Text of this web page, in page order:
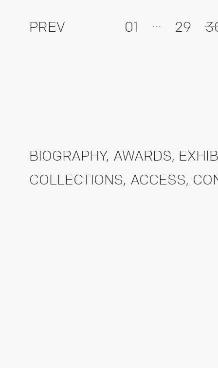
PREV 01 ... 29
BIOGRAPHY, AWARDS,
COLLECTIONS, ACCESS,